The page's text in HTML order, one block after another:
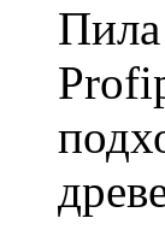
Пила